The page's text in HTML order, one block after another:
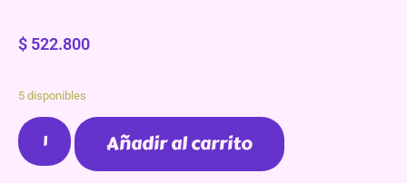
$ 522.800
5 disponibles
Añadir al carrito